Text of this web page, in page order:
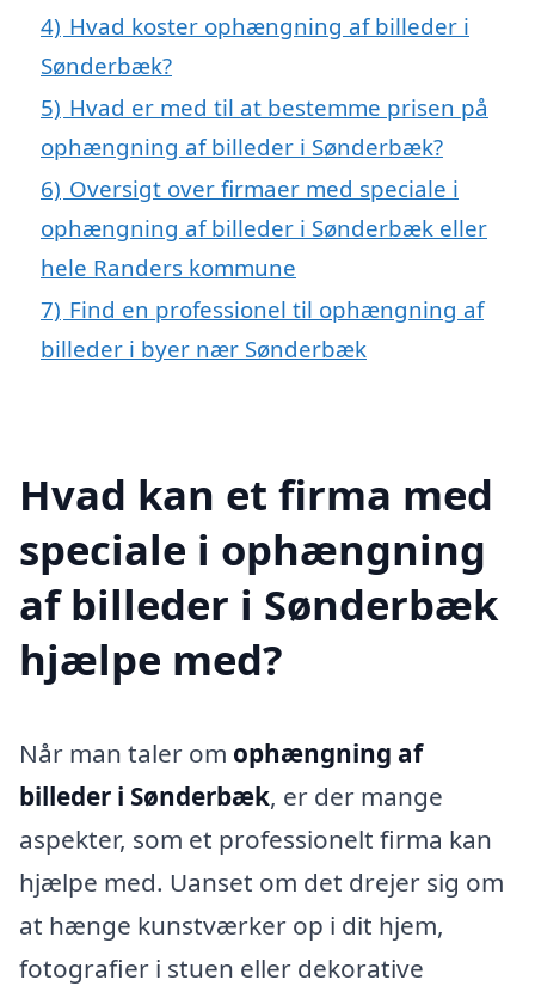
4) Hvad koster ophængning af billeder i
Sønderbæk?
5) Hvad er med til at bestemme prisen på
ophængning af billeder i Sønderbæk?
6) Oversigt over firmaer med speciale i
ophængning af billeder i Sønderbæk eller
hele Randers kommune
7) Find en professionel til ophængning af
billeder i byer nær Sønderbæk
Hvad kan et firma med
speciale i ophængning
af billeder i Sønderbæk
hjælpe med?
Når man taler om ophængning af
billeder i Sønderbæk, er der mange
aspekter, som et professionelt firma kan
hjælpe med. Uanset om det drejer sig om
at hænge kunstværker op i dit hjem,
fotografier i stuen eller dekorative